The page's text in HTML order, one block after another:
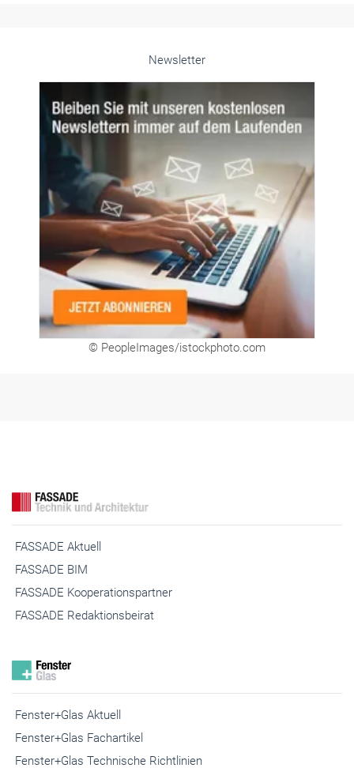
© PeopleImages/istockphoto.com
FASSADE Aktuell
FASSADE BIM
FASSADE Kooperationspartner
FASSADE Redaktionsbeirat
Fenster+Glas Aktuell
Fenster+Glas Fachartikel
Fenster+Glas Technische Richtlinien